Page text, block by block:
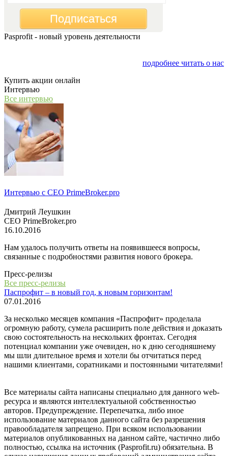
Подписаться
Pasprofit - новый уровень деятельности
подробнее читать о нас
Купить акции онлайн
Интервью
Все интервью
Интервью с СЕО PrimeBroker.pro
Дмитрий Леушкин
СЕО PrimeBroker.pro
16.10.2016
Нам удалось получить ответы на появившееся вопросы,
связанные с подробностями развития нового брокера.
Пресс-релизы
Все пресс-релизы
Паспрофит – в новый год, к новым горизонтам!
07.01.2016
За несколько месяцев компания «Паспрофит» проделала
огромную работу, сумела расширить поле действия и доказать
свою состоятельность на нескольких фронтах. Сегодня
потенциал компании уже очевиден, но к дню сегодняшнему
мы шли длительное время и хотели бы отчитаться перед
нашими клиентами, соратниками и постоянными читателями!
Все материалы сайта написаны специально для данного web-
ресурса и являются интеллектуальной собственностью
авторов. Предупреждение. Перепечатка, либо иное
использование материалов данного сайта без разрешения
правообладателя запрещено. При всяком использовании
материалов опубликованных на данном сайте, частично либо
полностью, ссылка на источник (Pasprofit.ru) обязательна. В